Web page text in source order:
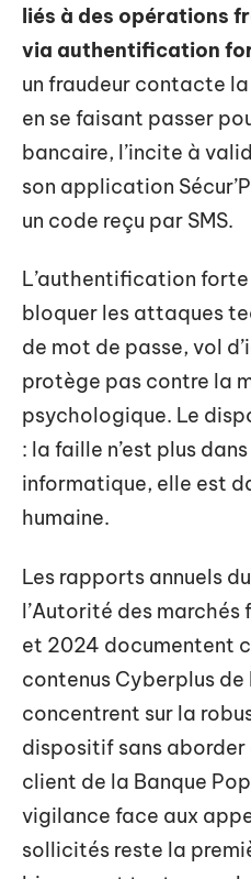
liés à des opérations
via authentification
un fraudeur contacte
en se faisant passer
bancaire, l’incite à
son application
un code reçu par SMS.
L’authentification
bloquer les attaques
de mot de passe, vol
protège pas contre la
psychologique. Le
: la faille n’est plus
informatique, elle est
humaine.
Les rapports annuels
l’Autorité des
et 2024 documentent
contenus Cyberplus de
concentrent sur la
dispositif sans
client de la Banque
vigilance face aux
sollicités reste la